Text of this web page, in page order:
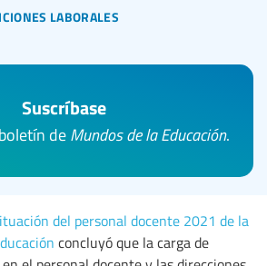
laborales
Suscríbase
de Mundos de la Educación.
del personal docente 2021 de la
concluyó que la carga de